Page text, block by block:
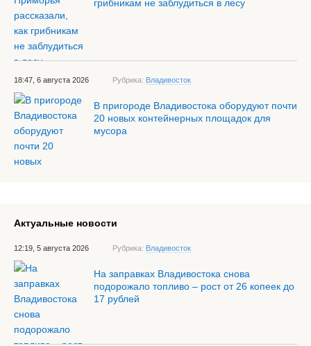
грибникам не заблудиться в лесу
18:47, 6 августа 2026 Рубрика: Владивосток
В пригороде Владивостока оборудуют почти
20 новых контейнерных площадок для
мусора
Актуальные новости
12:19, 5 августа 2026 Рубрика: Владивосток
На заправках Владивостока снова
подорожало топливо – рост от 26 копеек до
17 рублей